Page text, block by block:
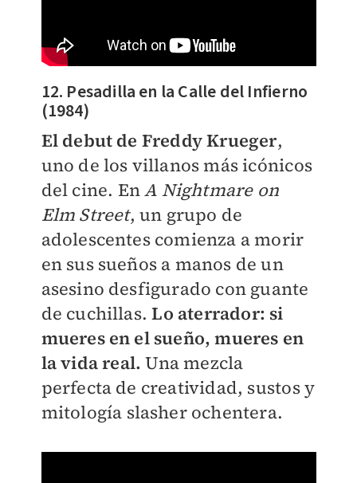
12. Pesadilla en la Calle del Infierno
(1984)
El debut de Freddy Krueger,
uno de los villanos más icónicos
del cine. EnA Nightmare on
Elm Street, un grupo de
adolescentes comienza a morir
en sus sueños a manos de un
asesino desfigurado con guante
de cuchillas.Lo aterrador: si
mueres en el sueño, mueres en
la vida real.Una mezcla
perfecta de creatividad, sustos y
mitología slasher ochentera.